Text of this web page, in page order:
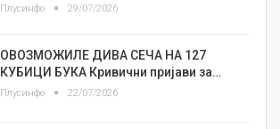
Плусинфо 29/07/2026
ОВОЗМОЖИЛЕ ДИВА СЕЧА НА 127
КУБИЦИ БУКА Кривични пријави за…
Плусинфо 22/07/2026